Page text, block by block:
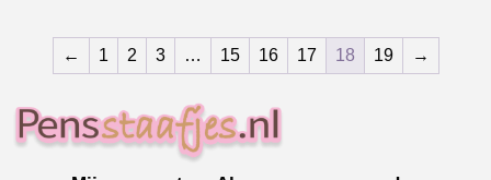
← 1 2 3 … 15 16 17 18 19 →